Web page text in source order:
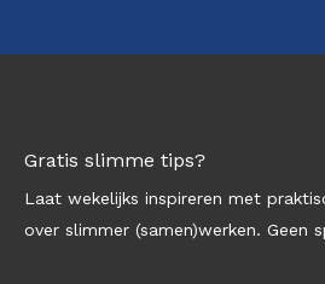
Gratis slimme tips?
Laat wekelijks inspireren met
over slimmer (samen)werken. Geen